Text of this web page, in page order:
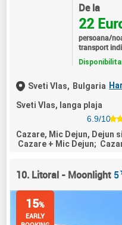
De la
22
persoana/
transport
Sveti Vlas, Bulgaria
Sveti Vlas, langa plaja
6.9/10
Cazare, Mic Dejun, Dejun
Cazare + Mic Dejun;
10. Litoral - Moonlight 5
15%
EARLY